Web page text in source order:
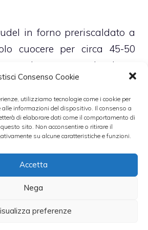
Consenso Cookie
utilizziamo tecnologie come i cookie per
alle informazioni del dispositivo. Il consenso a
di elaborare dati come il comportamento di
sito. Non acconsentire o ritirare il
su alcune caratteristiche e funzioni.
Accetta
Nega
preferenze
in forno preriscaldato a
cuocere per circa 45-50
la cottura, lasciamo
il dolce e in seguito
zucchero a velo.Serviamo
a fette.
della nonna.